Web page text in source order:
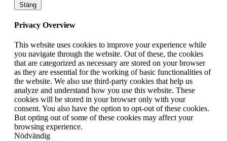
Stäng
Privacy Overview
This website uses cookies to improve your experience while
you navigate through the website. Out of these, the cookies
that are categorized as necessary are stored on your browser
as they are essential for the working of basic functionalities of
the website. We also use third-party cookies that help us
analyze and understand how you use this website. These
cookies will be stored in your browser only with your
consent. You also have the option to opt-out of these cookies.
But opting out of some of these cookies may affect your
browsing experience.
Nödvändig